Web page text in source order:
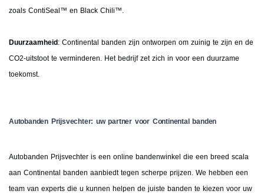
zoals ContiSeal™ en Black Chili™.
Duurzaamheid : Continental banden zijn ontworpen om zuinig te zijn en de
CO2-uitstoot te verminderen. Het bedrijf zet zich in voor een duurzame
toekomst.
Autobanden Prijsvechter: uw partner voor Continental banden
Autobanden Prijsvechter is een online bandenwinkel die een breed scala
aan Continental banden aanbiedt tegen scherpe prijzen. We hebben een
team van experts die u kunnen helpen de juiste banden te kiezen voor uw